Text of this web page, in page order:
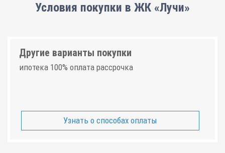
Условия покупки в ЖК «Лучи»
Другие варианты покупки
ипотека 100% оплата рассрочка
Узнать о способах оплаты